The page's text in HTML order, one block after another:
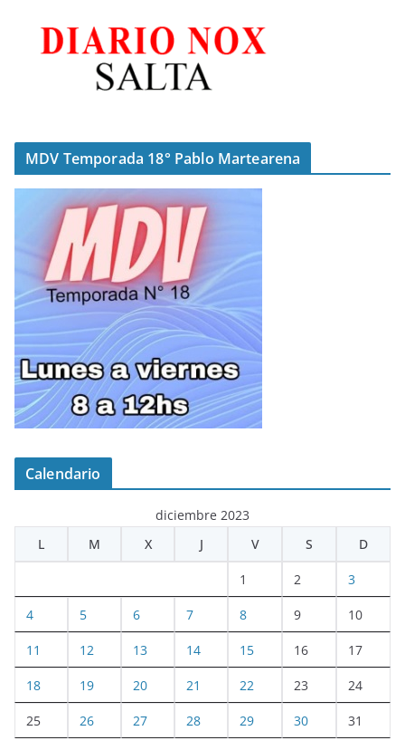
MDV Temporada 18° Pablo Martearena
Calendario
diciembre 2023
L
M X J V S D
1 2 3
4 5 6 7 8 9 10
11 12 13 14 15 16 17
18 19 20 21 22 23 24
25 26 27 28 29 30 31